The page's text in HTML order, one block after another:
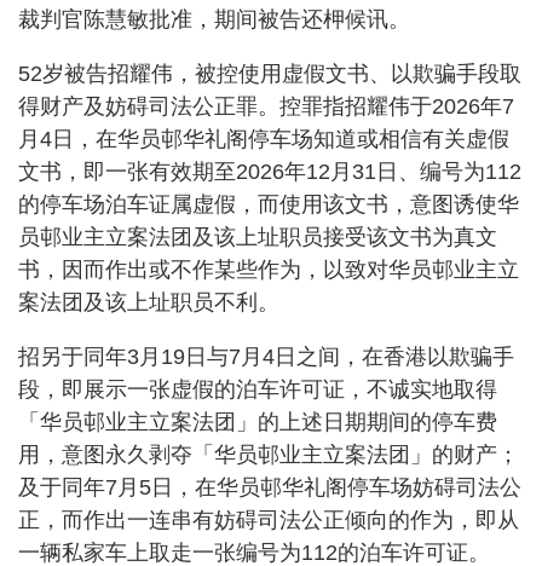
裁判官陈慧敏批准，期间被告还柙候讯。
52岁被告招耀伟，被控使用虚假文书、以欺骗手段取
得财产及妨碍司法公正罪。控罪指招耀伟于2026年7
月4日，在华员邨华礼阁停车场知道或相信有关虚假
文书，即一张有效期至2026年12月31日、编号为112
的停车场泊车证属虚假，而使用该文书，意图诱使华
员邨业主立案法团及该上址职员接受该文书为真文
书，因而作出或不作某些作为，以致对华员邨业主立
案法团及该上址职员不利。
招另于同年3月19日与7月4日之间，在香港以欺骗手
段，即展示一张虚假的泊车许可证，不诚实地取得
「华员邨业主立案法团」的上述日期期间的停车费
用，意图永久剥夺「华员邨业主立案法团」的财产；
及于同年7月5日，在华员邨华礼阁停车场妨碍司法公
正，而作出一连串有妨碍司法公正倾向的作为，即从
一辆私家车上取走一张编号为112的泊车许可证。